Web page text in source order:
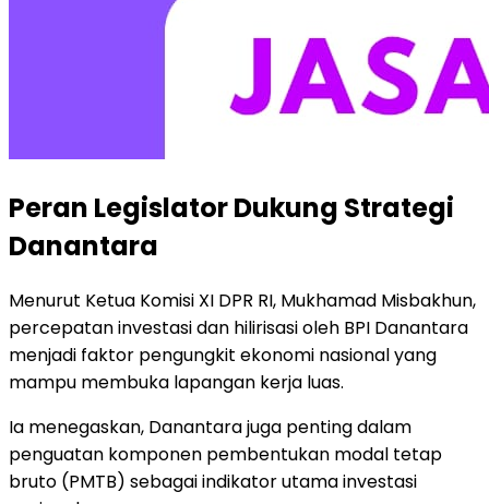
Peran Legislator Dukung Strategi
Danantara
Menurut Ketua Komisi XI DPR RI, Mukhamad Misbakhun,
percepatan investasi dan hilirisasi oleh BPI Danantara
menjadi faktor pengungkit ekonomi nasional yang
mampu membuka lapangan kerja luas.
Ia menegaskan, Danantara juga penting dalam
penguatan komponen pembentukan modal tetap
bruto (PMTB) sebagai indikator utama investasi